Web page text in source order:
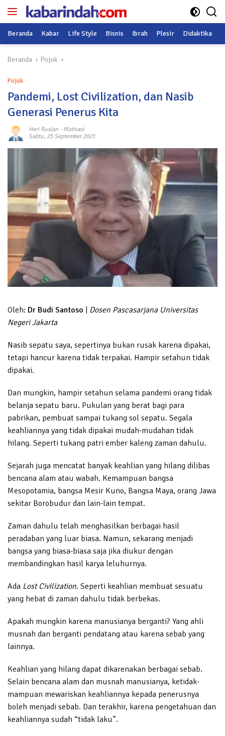
Langsung
Beranda Kabar Life Style Bisnis Ibrah Plesir Didaktika
Beranda Pojok
Pojok
Pandemi, Lost Civilization, dan Nasib
Generasi Penerus Kita
Heri Ruslan - Motivasi
Sabtu, 25 September 2021
Oleh: Dr Budi Santoso | Dosen Pascasarjana Universitas
Negeri Jakarta
Nasib sepatu saya, sepertinya bukan rusak karena dipakai,
tetapi hancur karena tidak terpakai. Hampir setahun tidak
dipakai.
Dan mungkin, hampir setahun selama pandemi orang tidak
belanja sepatu baru. Pukulan yang berat bagi para
pabrikan, pembuat sampai tukang sol sepatu. Segala
keahliannya yang tidak dipakai mudah-mudahan tidak
hilang. Seperti tukang patri ember kaleng zaman dahulu.
Sejarah juga mencatat banyak keahlian yang hilang dilibas
bencana alam atau wabah. Kemampuan bangsa
Mesopotamia, bangsa Mesir Kuno, Bangsa Maya, orang Jawa
sekitar Borobudur dan lain-lain tempat.
Zaman dahulu telah menghasilkan berbagai hasil
peradaban yang luar biasa. Namun, sekarang menjadi
bangsa yang biasa-biasa saja jika diukur dengan
membandingkan hasil karya leluhurnya.
Ada Lost Civilization. Seperti keahlian membuat sesuatu
yang hebat di zaman dahulu tidak berbekas.
Apakah mungkin karena manusianya berganti? Yang ahli
musnah dan berganti pendatang atau karena sebab yang
lainnya.
Keahlian yang hilang dapat dikarenakan berbagai sebab.
Selain bencana alam dan musnah manusianya, ketidak-
mampuan mewariskan keahliannya kepada penerusnya
boleh menjadi sebab. Dan terakhir, karena pengetahuan dan
keahliannya sudah “tidak laku”.